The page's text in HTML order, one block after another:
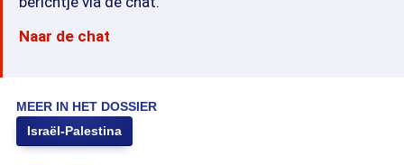
Naar de chat
MEER IN HET DOSSIER
Israël-Palestina